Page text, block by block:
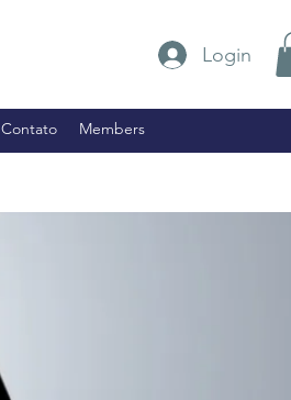
Contato Members
Login